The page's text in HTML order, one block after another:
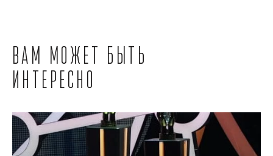
Вам может быть
интересно